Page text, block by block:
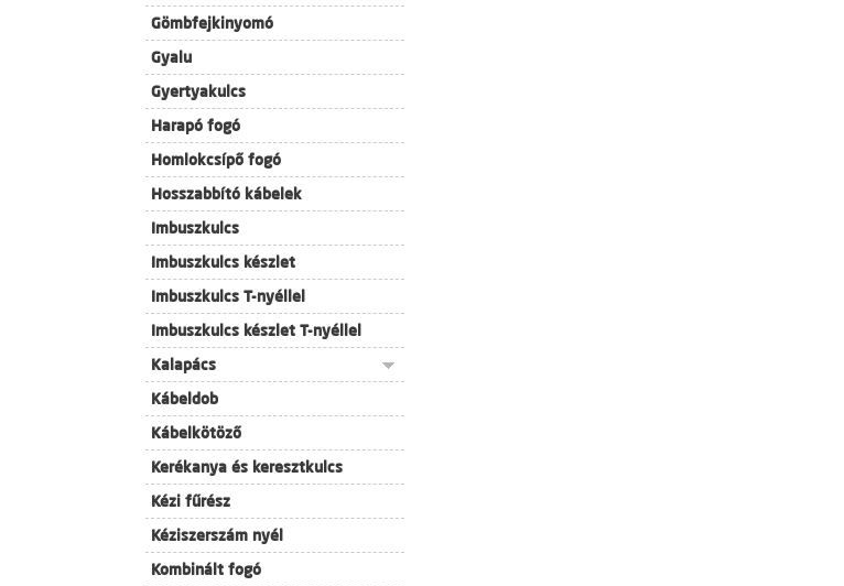
Gömbfejkinyomó
Gyalu
Gyertyakulcs
Harapó fogó
Homlokcsípő fogó
Hosszabbító kábelek
Imbuszkulcs
Imbuszkulcs készlet
Imbuszkulcs T-nyéllel
Imbuszkulcs készlet T-nyéllel
Kalapács
Kábeldob
Kábelkötöző
Kerékanya és keresztkulcs
Kézi fűrész
Kéziszerszám nyél
Kombinált fogó